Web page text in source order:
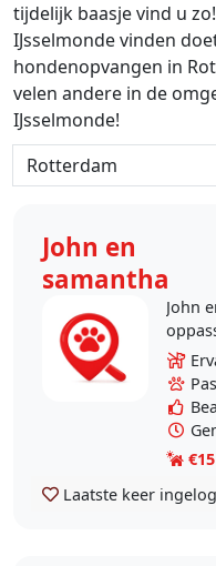
tijdelijk baasje vind u
IJsselmonde vinden
hondenopvangen in
velen andere in de
IJsselmonde!
John en
samantha
John en
oppassen op u
gewerkt in
trainen centrum voor
me
€15
Laatste keer